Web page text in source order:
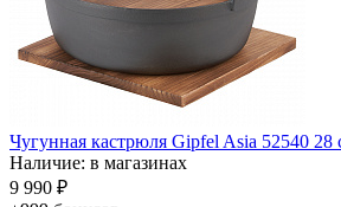
Чугунная кастрюля Gipfel Asia 52540 28
Наличие: в магазинах
9 990 ₽